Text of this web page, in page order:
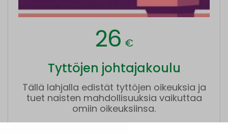
26 €
Tyttöjen johtajakoulu
Tällä lahjalla edistät tyttöjen oikeuksia ja
tuet naisten mahdollisuuksia vaikuttaa
omiin oikeuksiinsa.